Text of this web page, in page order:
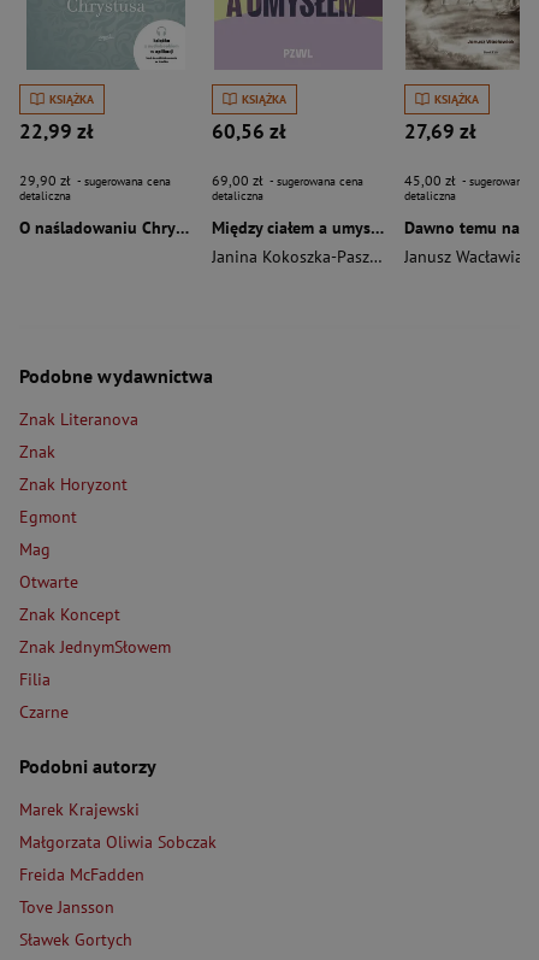
KSIĄŻKA
22,99 zł
29,90 zł - sugerowana cena
detaliczna
O naśladowaniu Chrystusa wyd. 2026
KSIĄŻKA
60,56 zł
69,00 zł - sugerowana cena
detaliczna
Między ciałem a umysłem
Janina Kokoszka-Paszkot
Piotr Wierzbiński
KSIĄŻKA
27,69 zł
45,00 zł - sugerowana
detaliczna
Janusz Wacławiak
Podobne wydawnictwa
Znak Literanova
Znak
Znak Horyzont
Egmont
Mag
Otwarte
Znak Koncept
Znak JednymSłowem
Filia
Czarne
Podobni autorzy
Marek Krajewski
Małgorzata Oliwia Sobczak
Freida McFadden
Tove Jansson
Sławek Gortych